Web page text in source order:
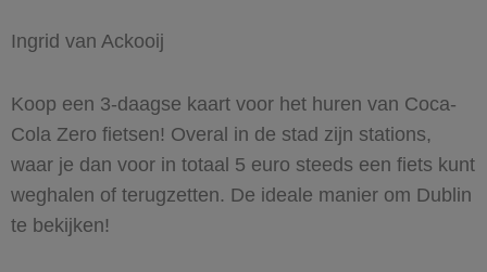
Ingrid van Ackooij
Koop een 3-daagse kaart voor het huren van Coca-
Cola Zero fietsen! Overal in de stad zijn stations,
waar je dan voor in totaal 5 euro steeds een fiets kunt
weghalen of terugzetten. De ideale manier om Dublin
te bekijken!